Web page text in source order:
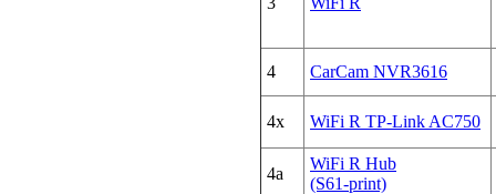
4 CarCam NVR3616
4x WiFi R TP-Link AC750
4a
WiFi R Hub
(S61-print)